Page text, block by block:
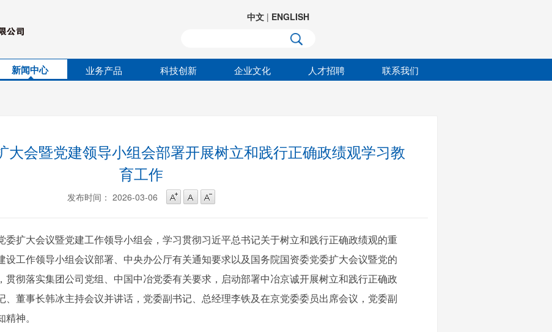
中文 | ENGLISH
新闻中心 业务产品 科技创新 企业文化 人才招聘 联系我们
大会暨党建领导小组会部署开展树立和践行正确政绩观学习教
育工作
发布时间： 2026-03-06
委扩大会议暨党建工作领导小组会，学习贯彻习近平总书记关于树立和践行正确政绩观的重
设工作领导小组会议部署、中央办公厅有关通知要求以及国务院国资委党委扩大会议暨党的
贯彻落实集团公司党组、中国中冶党委有关要求，启动部署中冶京诚开展树立和践行正确政
、董事长韩冰主持会议并讲话，党委副书记、总经理李铁及在京党委委员出席会议，党委副
神。